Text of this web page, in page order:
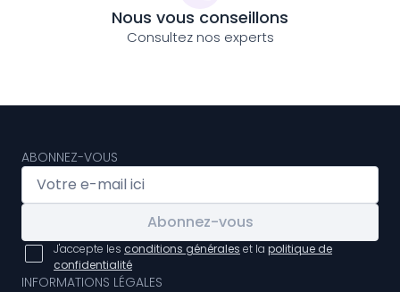
Nous vous conseillons
Consultez nos experts
ABONNEZ-VOUS
Abonnez-vous
J'accepte les conditions générales et la politique de
confidentialité
INFORMATIONS LÉGALES